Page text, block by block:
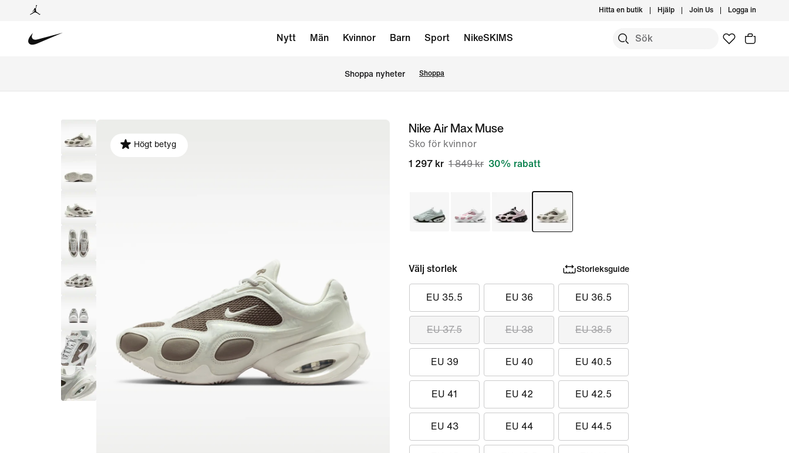
Hitta en butik Hjälp Join Us Logga in
Nytt Män Kvinnor Barn Sport NikeSKIMS
Shoppa nyheter Shoppa
Högt betyg
Nike Air Max Muse
Sko för kvinnor
1 297 kr 1 849 kr 30% rabatt
Välj storlek Storleksguide
EU 35.5 EU 36 EU 36.5
EU 37.5 EU 38 EU 38.5
EU 39 EU 40 EU 40.5
EU 41 EU 42 EU 42.5
EU 43 EU 44 EU 44.5